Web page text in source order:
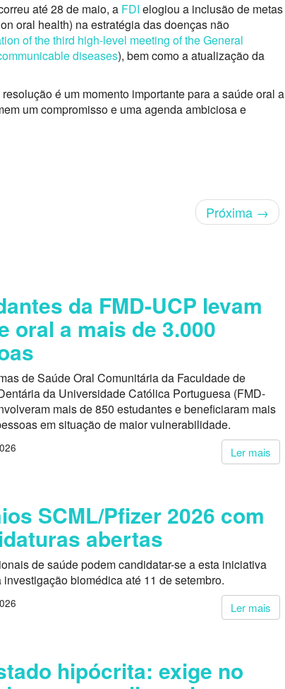
até 28 de maio, a FDI elogiou a inclusão de metas
oral health) na estratégia das doenças não
of the third high-level meeting of the General
diseases), bem como a atualização da
é um momento importante para a saúde oral a
um compromisso e uma agenda ambiciosa e
Próxima →
da FMD-UCP levam
oral a mais de 3.000
de Saúde Oral Comunitária da Faculdade de
da Universidade Católica Portuguesa (FMD-
mais de 850 estudantes e beneficiaram mais
em situação de maior vulnerabilidade.
Ler mais
SCML/Pfizer 2026 com
abertas
de saúde podem candidatar-se a esta iniciativa
investigação biomédica até 11 de setembro.
Ler mais
hipócrita: exige no